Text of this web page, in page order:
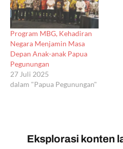
Program MBG, Kehadiran
Negara Menjamin Masa
Depan Anak-anak Papua
Pegunungan
27 Juli 2025
dalam "Papua Pegunungan"
Eksplorasi konten